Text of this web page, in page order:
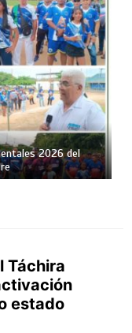
2026 del
Táchira
estado